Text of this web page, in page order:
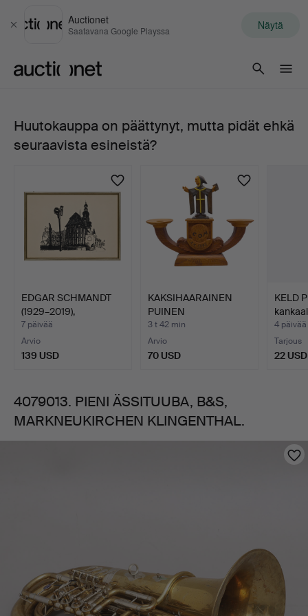
Sulje
Auctionet
Saatavana Google Playssa Näytä
PIENI
B&S,
MARKNEUKIRCHEN
KLINGENTHAL.
Huutokauppa on päättynyt, mutta pidät ehkä
seuraavista esineistä?
EDGAR SCHMANDT
(1929–2019),
LITOGRAFIA, ”H…
7 päivää
Arvio
139 USD
KAKSIHAARAINEN
PUINEN
PÖYTÄKYNTTILÄNJAL
KA,…
3 t 42 min
Arvio
70 USD
KELD
4 päivää
Tarjous
22 USD
4079013. PIENI ÄSSITUUBA, B&S,
MARKNEUKIRCHEN KLINGENTHAL.